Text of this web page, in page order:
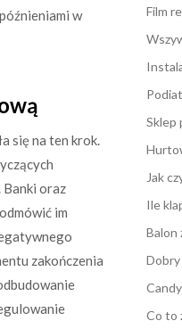
w
się na ten krok.
Banki oraz
im
zakończenia
Film
Sklep
Jak
Ile
Balon
Dobry
Co to